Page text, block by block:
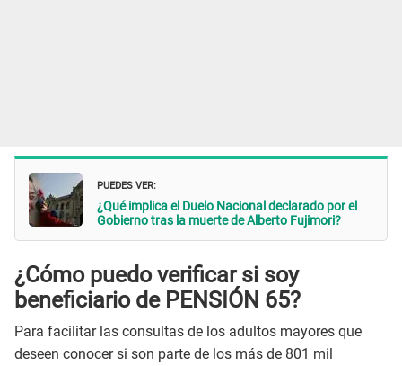
PUEDES VER:
¿Qué implica el Duelo Nacional declarado por el
Gobierno tras la muerte de Alberto Fujimori?
¿Cómo puedo verificar si soy
beneficiario de PENSIÓN 65?
Para facilitar las consultas de los adultos mayores que
deseen conocer si son parte de los más de 801 mil